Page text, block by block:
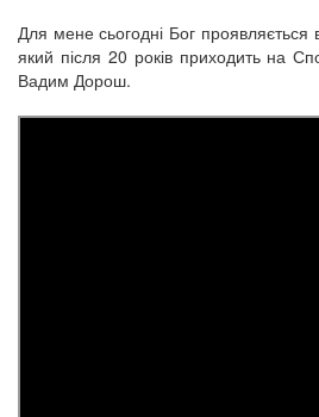
Для мене сьогодні Бог проявляється
який після 20 років приходить на
Вадим Дорош.